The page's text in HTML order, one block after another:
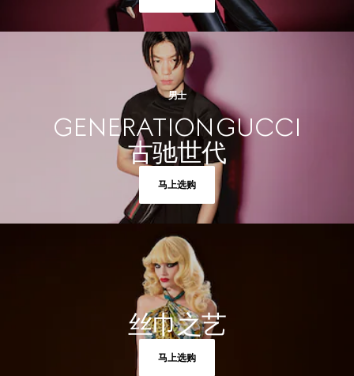
男士
GENERATION GUCCI
古驰世代
马上选购
丝巾之艺
马上选购